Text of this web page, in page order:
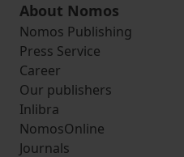
About Nomos
Nomos Publishing
Press Service
Career
Our publishers
Inlibra
NomosOnline
Journals